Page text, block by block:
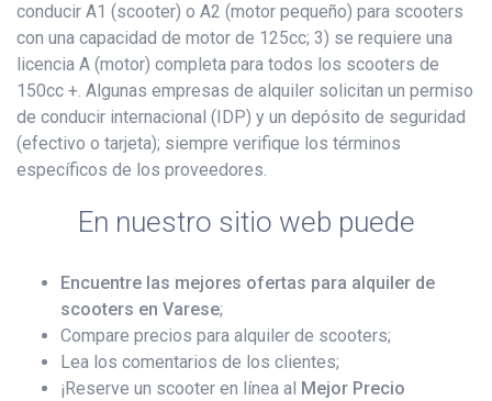
conducir A1 (scooter) o A2 (motor pequeño) para scooters
con una capacidad de motor de 125cc; 3) se requiere una
licencia A (motor) completa para todos los scooters de
150cc +. Algunas empresas de alquiler solicitan un permiso
de conducir internacional (IDP) y un depósito de seguridad
(efectivo o tarjeta); siempre verifique los términos
específicos de los proveedores.
En nuestro sitio web puede
Encuentre las mejores ofertas para alquiler de
scooters en Varese;
Compare precios para alquiler de scooters;
Lea los comentarios de los clientes;
¡Reserve un scooter en línea al Mejor Precio